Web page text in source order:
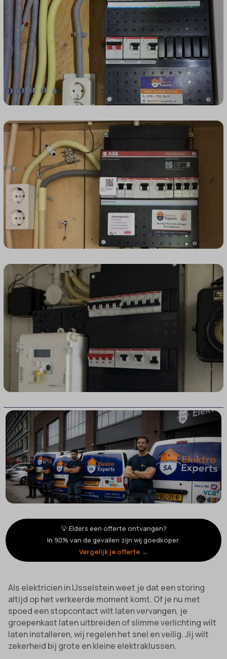
💡 Elders een offerte ontvangen?
In 90% van de gevallen zijn wij goedkoper.
Vergelijk je offerte →
Als elektricien in IJsselstein weet je dat een storing
altijd op het verkeerde moment komt. Of je nu met
spoed een stopcontact wilt laten vervangen, je
groepenkast laten uitbreiden of slimme verlichting wilt
laten installeren, wij regelen het snel en veilig. Jij wilt
zekerheid bij grote en kleine elektraklussen.